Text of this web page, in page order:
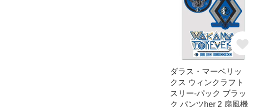
ダラス・マーベリッ
クス ウィンクラフト
スリー-パック ブラッ
ク パンツher 2 扇風機